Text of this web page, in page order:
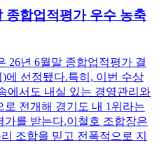
종합업적평가 우수 농축
26년 6월말 종합업적평가 결
에 선정됐다.특히, 이번 수상
에서도 내실 있는 경영관리와
전개해 경기도 내 1위라는
를 받는다.이철호 조합장은
조합을 믿고 전폭적으로 지